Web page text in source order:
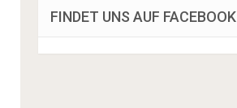
FINDET UNS AUF FACEBOOK